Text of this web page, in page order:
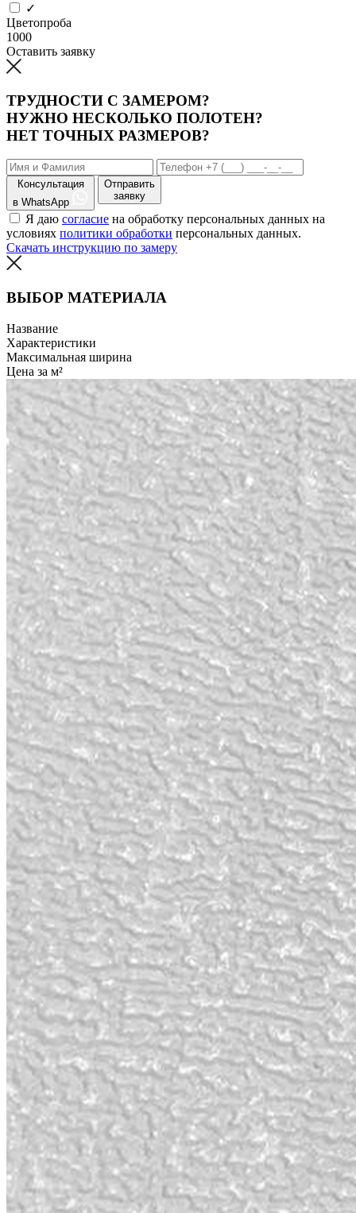
✓
Цветопроба
1000
Оставить заявку
ТРУДНОСТИ С ЗАМЕРОМ?
НУЖНО НЕСКОЛЬКО ПОЛОТЕН?
НЕТ ТОЧНЫХ РАЗМЕРОВ?
Консультация
в WhatsApp
Отправить
заявку
Я даю согласие на обработку персональных данных на
условиях политики обработки персональных данных.
Скачать инструкцию по замеру
ВЫБОР МАТЕРИАЛА
Название
Характеристики
Максимальная ширина
Цена за м²